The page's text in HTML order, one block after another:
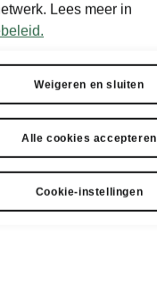
Lees meer in
Weigeren en sluiten
Alle cookies accepteren
Cookie-instellingen